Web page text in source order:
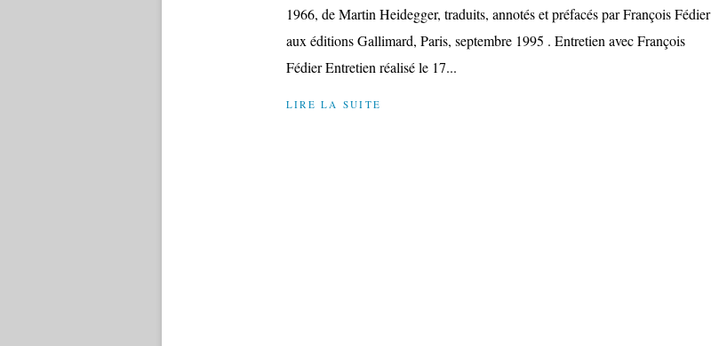
1966, de Martin Heidegger, traduits, annotés et préfacés par François Fédier
aux éditions Gallimard, Paris, septembre 1995 . Entretien avec François
Fédier Entretien réalisé le 17...
LIRE LA SUITE